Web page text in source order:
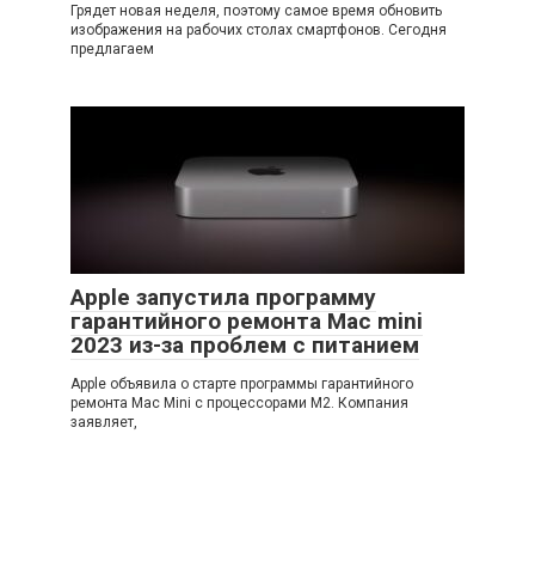
Грядет новая неделя, поэтому самое время обновить
изображения на рабочих столах смартфонов. Сегодня
предлагаем
Apple запустила программу
гарантийного ремонта Mac mini
2023 из-за проблем с питанием
Apple объявила о старте программы гарантийного
ремонта Mac Mini с процессорами M2. Компания
заявляет,